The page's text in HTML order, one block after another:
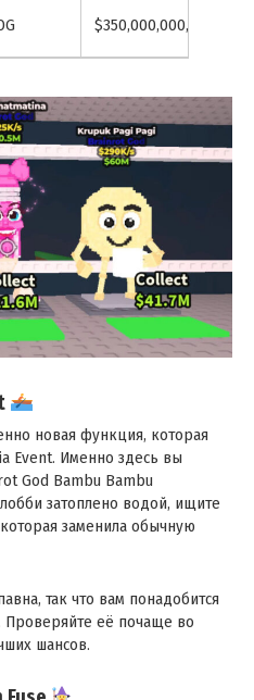
$350,000,000,000
новая функция, которая
Event . Именно здесь вы
God Bambu Bambu
затоплено водой, ищите
заменила обычную
так что вам понадобится
Проверяйте её почаще во
шансов .